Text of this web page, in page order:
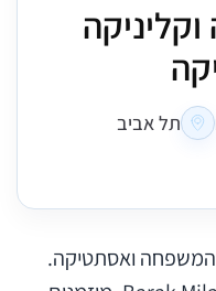
תל אביב
ואסתטיקה.